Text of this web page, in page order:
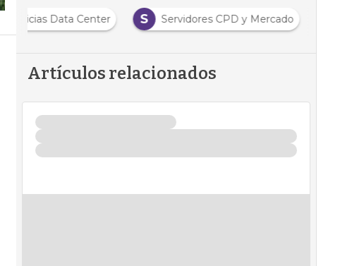
Noticias Data Center S Servidores CPD y Mercado
Artículos relacionados